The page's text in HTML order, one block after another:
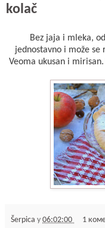
kolač
Bez jaja i mleka,
jednostavno i može
Veoma ukusan i
Šerpica у 06:02:00 1